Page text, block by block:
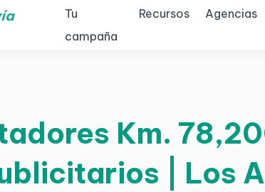
Tu
campaña
Recursos Agencias
Km.
| Los